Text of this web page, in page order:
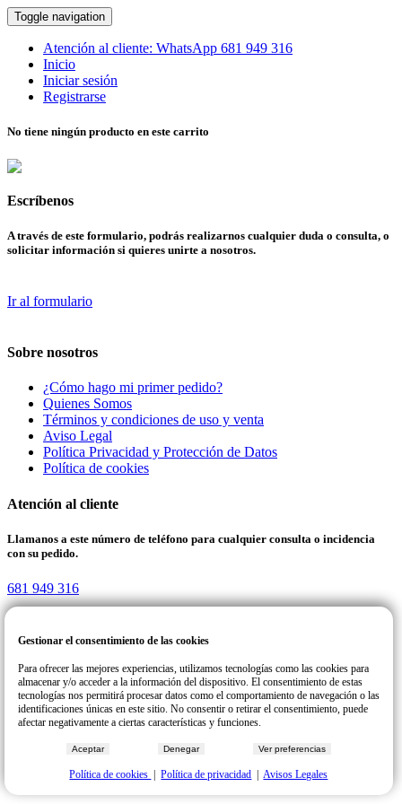
Toggle navigation
Atención al cliente: WhatsApp 681 949 316
Inicio
Iniciar sesión
Registrarse
No tiene ningún producto en este carrito
Escríbenos
A través de este formulario, podrás realizarnos cualquier duda o consulta, o
solicitar información si quieres unirte a nosotros.
Ir al formulario
Sobre nosotros
¿Cómo hago mi primer pedido?
Quienes Somos
Términos y condiciones de uso y venta
Aviso Legal
Política Privacidad y Protección de Datos
Política de cookies
Atención al cliente
Llamanos a este número de teléfono para cualquier consulta o incidencia
con su pedido.
681 949 316
Desing & Developer
Gestionar el consentimiento de las cookies
Para ofrecer las mejores experiencias, utilizamos tecnologías como las cookies para
almacenar y/o acceder a la información del dispositivo. El consentimiento de estas
tecnologías nos permitirá procesar datos como el comportamiento de navegación o las
identificaciones únicas en este sitio. No consentir o retirar el consentimiento, puede
afectar negativamente a ciertas características y funciones.
Aceptar Denegar Ver preferencias
Política de cookies |Política de privacidad |Avisos Legales